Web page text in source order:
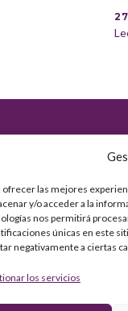
ofrecer las mejores
y/o acceder a la
nos permitirá
únicas en este
negativamente a ciertas
los servicios
Privacidad
cookies